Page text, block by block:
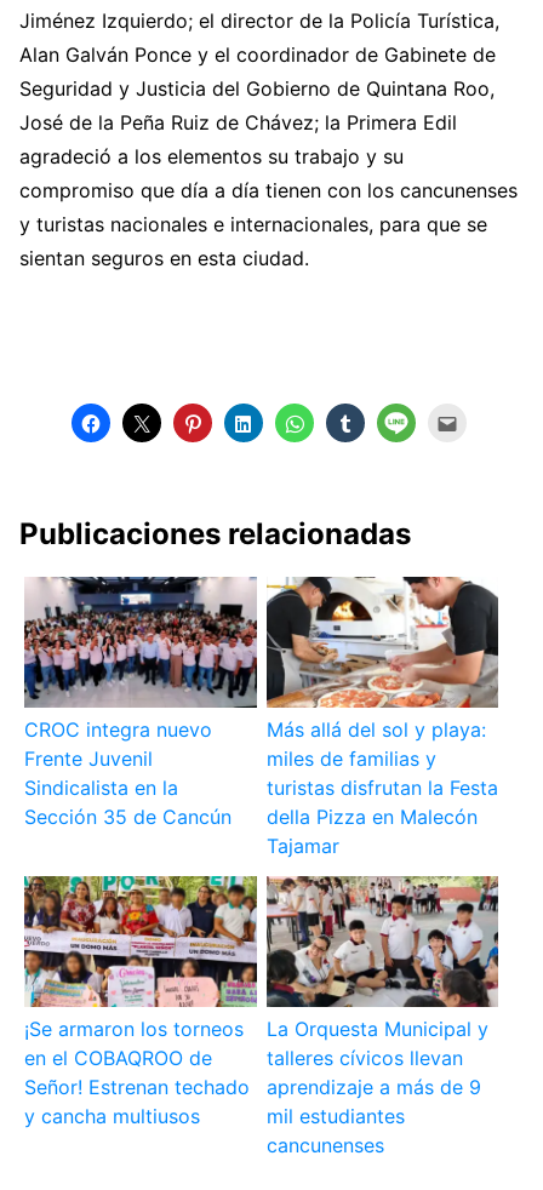
Jiménez Izquierdo; el director de la Policía Turística,
Alan Galván Ponce y el coordinador de Gabinete de
Seguridad y Justicia del Gobierno de Quintana Roo,
José de la Peña Ruiz de Chávez; la Primera Edil
agradeció a los elementos su trabajo y su
compromiso que día a día tienen con los cancunenses
y turistas nacionales e internacionales, para que se
sientan seguros en esta ciudad.
Publicaciones relacionadas
CROC integra nuevo
Frente Juvenil
Sindicalista en la
Sección 35 de Cancún
Más allá del sol y playa:
miles de familias y
turistas disfrutan la Festa
della Pizza en Malecón
Tajamar
¡Se armaron los torneos
en el COBAQROO de
Señor! Estrenan techado
y cancha multiusos
La Orquesta Municipal y
talleres cívicos llevan
aprendizaje a más de 9
mil estudiantes
cancunenses